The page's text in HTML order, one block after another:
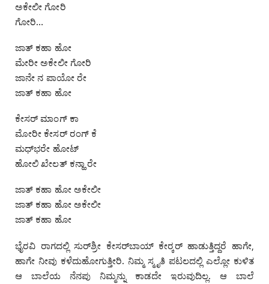
ಅಕೇಲೀ ಗೋರಿ
ಗೋರಿ…
ಜಾತ್‌ ಕಹಾ ಹೋ
ಮೇರೀ ಅಕೇಲೀ ಗೋರಿ
ಜಾನೇ ನ ಪಾಯೋ ರೇ
ಜಾತ್‌ ಕಹಾ ಹೋ
ಕೇಸರ್‌ ಮಾಂಗ್‌ ಕಾ
ಮೋರೀ ಕೇಸರ್‌ ರಂಗ್‌ ಕೆ
ಮಧ್‌ಭರೇ ಹೋಟ್‌
ಹೋಲಿ ಖೇಲತ್‌ ಕನ್ಹಾ ರೇ
ಜಾತ್‌ ಕಹಾ ಹೋ ಅಕೇಲೀ
ಜಾತ್‌ ಕಹಾ ಹೋ ಅಕೇಲೀ
ಜಾತ್‌ ಕಹಾ ಹೋ
ಭೈರವಿ ರಾಗದಲ್ಲಿ ಸುರ್‌ಶ್ರೀ ಕೇಸರ್‌ಬಾಯ್‌ ಕೇರ್‍ಕರ್‌ ಹಾಡುತ್ತಿದ್ದರೆ ಹಾಗೇ,
ಹಾಗೇ ನೀವು ಕಳೆದುಹೋಗುತ್ತೀರಿ. ನಿಮ್ಮ ಸ್ಮೃತಿ ಪಟಲದಲ್ಲಿ ಎಲ್ಲೋ ಕುಳಿತ
ಆ ಬಾಲೆಯ ನೆನಪು ನಿಮ್ಮನ್ನು ಕಾಡದೇ ಇರುವುದಿಲ್ಲ. ಆ ಬಾಲೆ